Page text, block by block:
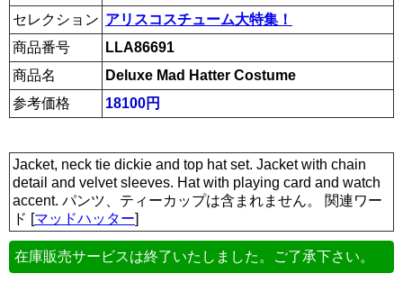
セレクション アリスコスチューム大特集！
商品番号
LLA86691
商品名
Deluxe Mad Hatter Costume
参考価格
18100円
Jacket, neck tie dickie and top hat set. Jacket with chain
detail and velvet sleeves. Hat with playing card and watch
accent. パンツ、ティーカップは含まれません。 関連ワー
ド [マッドハッター]
在庫販売サービスは終了いたしました。ご了承下さい。